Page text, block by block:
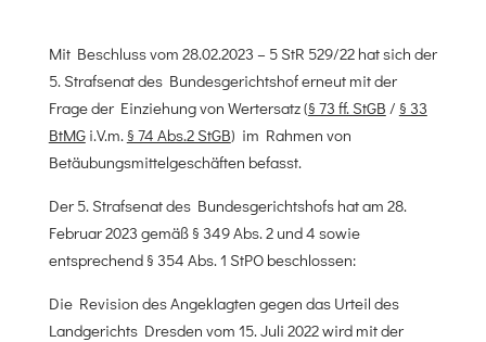
Mit Beschluss vom 28.02.2023 – 5 StR 529/22 hat sich der
5. Strafsenat des Bundesgerichtshof erneut mit der
Frage der Einziehung von Wertersatz (§ 73 ff. StGB / § 33
BtMGi.V.m. § 74 Abs.2 StGB) im Rahmen von
Betäubungsmittelgeschäften befasst.
Der 5. Strafsenat des Bundesgerichtshofs hat am 28.
Februar 2023 gemäß § 349 Abs. 2 und 4 sowie
entsprechend § 354 Abs. 1 StPO beschlossen:
Die Revision des Angeklagten gegen das Urteil des
Landgerichts Dresden vom 15. Juli 2022 wird mit der